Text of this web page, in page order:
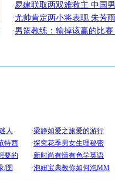
·易建联取两双难救主 中国
·尤帅肯定两小将表现 朱芳
· 男篮教练：输掉该赢的比
[圣诞节]圣诞节到了，想想没